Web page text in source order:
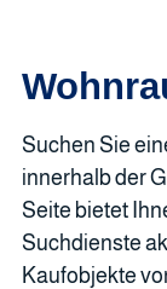
Suchen Sie
innerhalb der
Seite bietet
Suchdienste
Kaufobjekte